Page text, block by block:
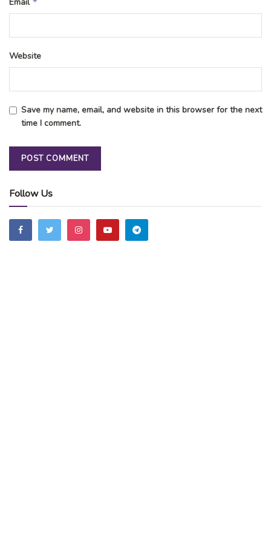
Website
Save my name, email, and website in this browser for the next
time I comment.
Follow Us